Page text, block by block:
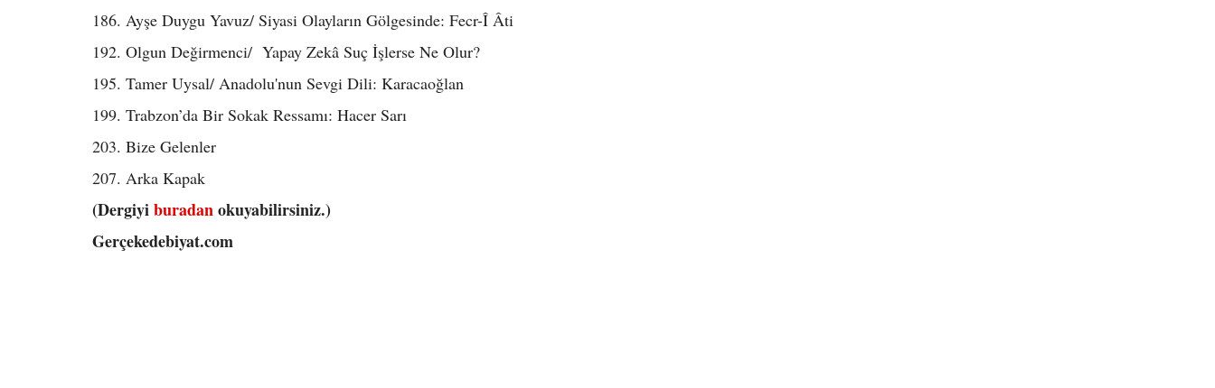
186. Ayşe Duygu Yavuz/ Siyasi Olayların Gölgesinde: Fecr-Î Âti
192. Olgun Değirmenci/ Yapay Zekâ Suç İşlerse Ne Olur?
195. Tamer Uysal/ Anadolu'nun Sevgi Dili: Karacaoğlan
199. Trabzon’da Bir Sokak Ressamı: Hacer Sarı
203. Bize Gelenler
207. Arka Kapak
(Dergiyiburadanokuyabilirsiniz.)
Gerçekedebiyat.com